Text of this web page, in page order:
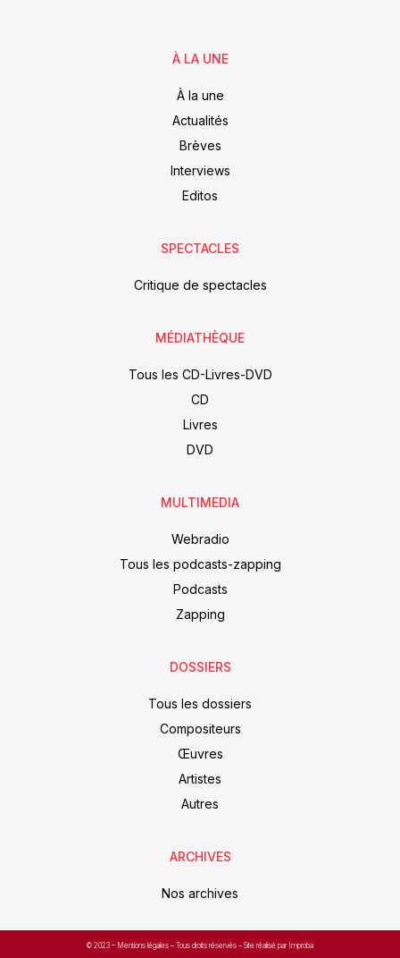
À LA UNE
À la une
Actualités
Brèves
Interviews
Editos
SPECTACLES
Critique de spectacles
MÉDIATHÈQUE
Tous les CD-Livres-DVD
CD
Livres
DVD
MULTIMEDIA
Webradio
Tous les podcasts-zapping
Podcasts
Zapping
DOSSIERS
Tous les dossiers
Compositeurs
Œuvres
Artistes
Autres
ARCHIVES
Nos archives
© 2023 – Mentions légales – Tous droits réservés – Site réalisé par Improba